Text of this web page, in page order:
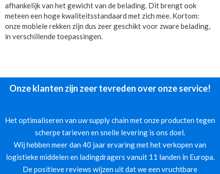
afhankelijk van het gewicht van de belading. Dit brengt ook
meteen een hoge kwaliteitsstandaard met zich mee. Kortom:
onze mobiele rekken zijn dus zeer geschikt voor zware belading,
in verschillende toepassingen.
Onze klanten zijn zeer tevreden over onze service!
Het optimaliseren van uw supply chain met onze producten tegen
scherpe tarieven en snelle levering is ons doel.
Wij hebben meer dan 40 jaar ervaring met het verkopen van
logistieke middelen en ladingdragers vanuit 11 landen in Europa.
De positieve reviews wijzen uit dat we een vruchtbare